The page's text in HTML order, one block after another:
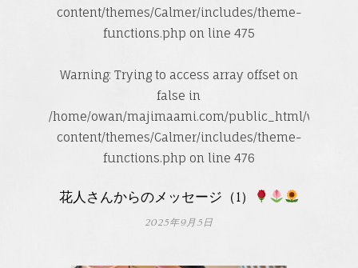
content/themes/Calmer/includes/theme-
functions.php on line 475
Warning: Trying to access array offset on
false in
/home/owan/majimaami.com/public_html/wp-
content/themes/Calmer/includes/theme-
functions.php on line 476
花人さんからのメッセージ（1）
2025年9月5日